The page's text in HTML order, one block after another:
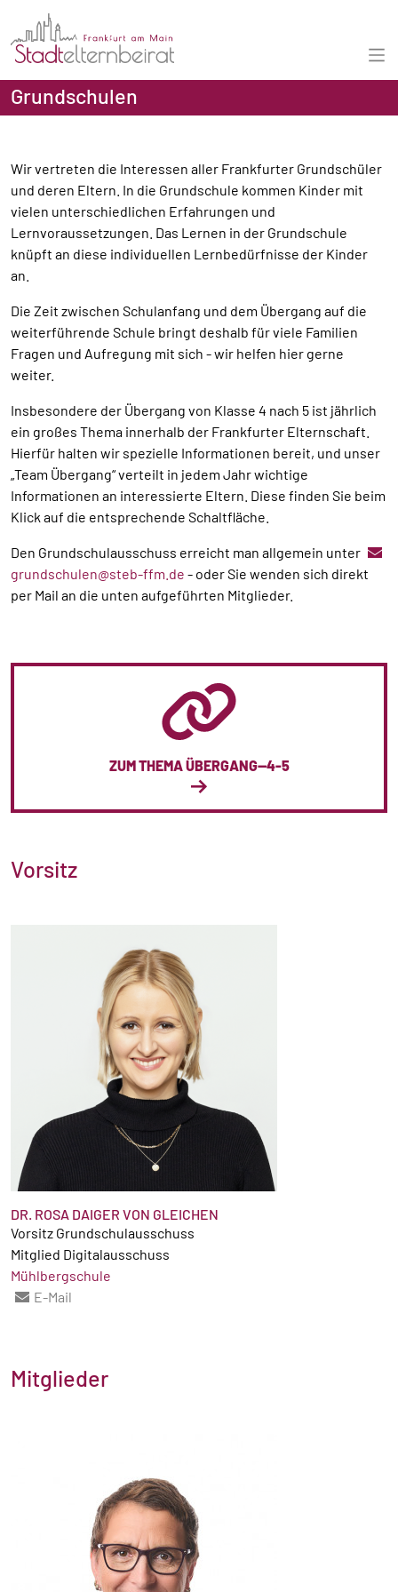
Grundschulen
Wir vertreten die Interessen aller Frankfurter Grundschüler
und deren Eltern. In die Grundschule kommen Kinder mit
vielen unterschiedlichen Erfahrungen und
Lernvoraussetzungen. Das Lernen in der Grundschule
knüpft an diese individuellen Lernbedürfnisse der Kinder
an.
Die Zeit zwischen Schulanfang und dem Übergang auf die
weiterführende Schule bringt deshalb für viele Familien
Fragen und Aufregung mit sich - wir helfen hier gerne
weiter.
Insbesondere der Übergang von Klasse 4 nach 5 ist jährlich
ein großes Thema innerhalb der Frankfurter Elternschaft.
Hierfür halten wir spezielle Informationen bereit, und unser
„Team Übergang“ verteilt in jedem Jahr wichtige
Informationen an interessierte Eltern. Diese finden Sie beim
Klick auf die entsprechende Schaltfläche.
Den Grundschulausschuss erreicht man allgemein unter
grundschulen@steb-ffm.de - oder Sie wenden sich direkt
per Mail an die unten aufgeführten Mitglieder.
ZUM THEMA ÜBERGANG--4-5
Vorsitz
DR. ROSA DAIGER VON GLEICHEN
Vorsitz Grundschulausschuss
Mitglied Digitalausschuss
Mühlbergschule
E-Mail
Mitglieder